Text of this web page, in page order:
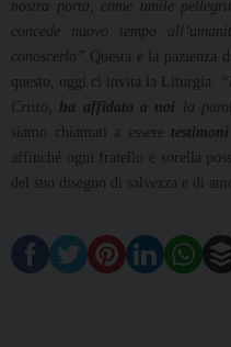
nostra porta, come umile
concede nuovo tempo
conoscerlo”. Questa è la pazienza
questo, oggi ci invita la Liturgia:
Cristo,
ha affidato a noi la
siamo chiamati a essere
affinché ogni fratello e sorella
del suo disegno di salvezza e di